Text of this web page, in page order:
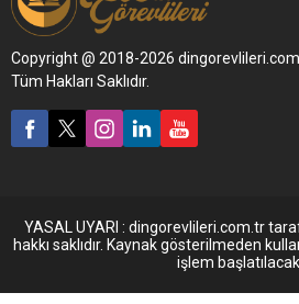
Copyright @ 2018-2026
Tüm Hakları Saklıdır.
YASAL UYARI : dingorevlileri.com.tr
hakkı saklıdır. Kaynak gösterilmeden
işlem